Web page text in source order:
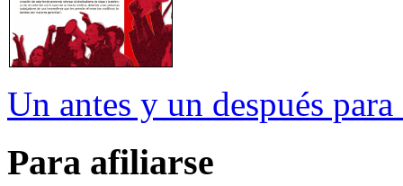
Un antes y un después
Para afiliarse